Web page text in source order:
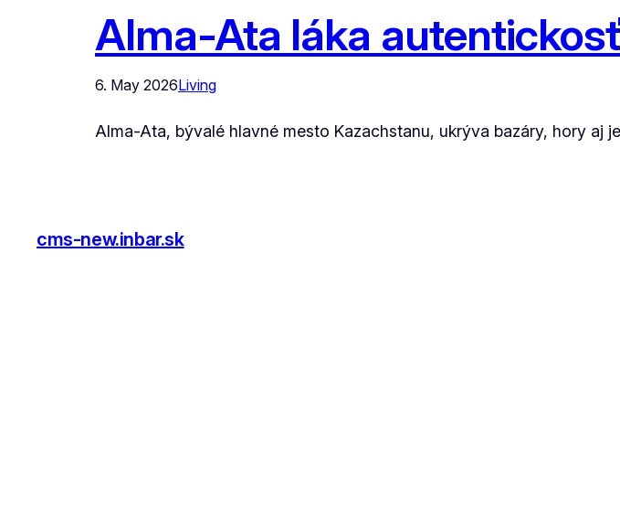
Alma-Ata láka
6. May 2026Living
Alma-Ata, bývalé hlavné mesto Kazachstanu, ukrýva bazáry, hory aj
cms-new.inbar.sk